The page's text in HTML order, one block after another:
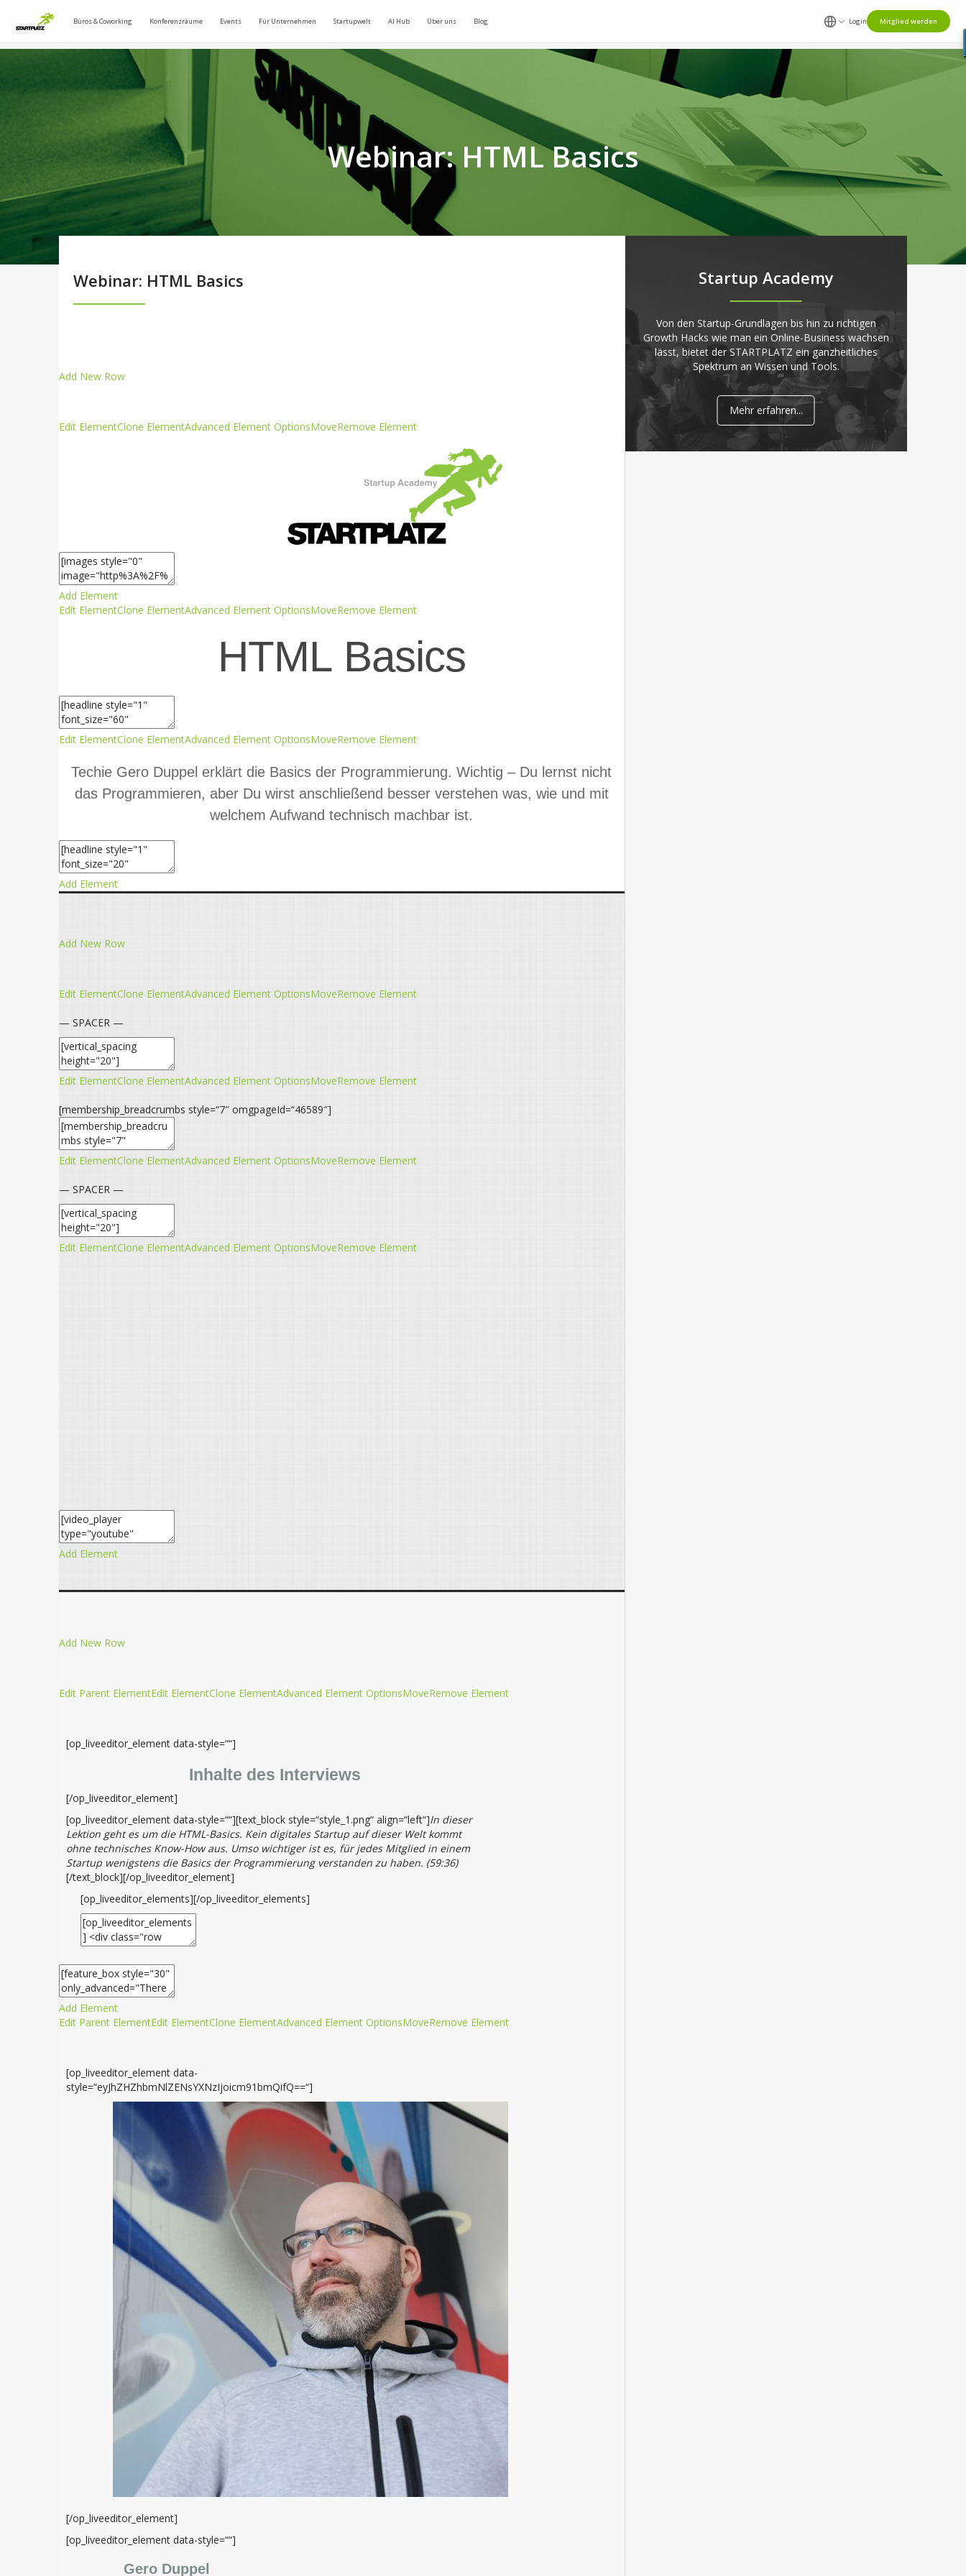
Büros & Coworking Konferenzräume Events Für Unternehmen Startupwelt AI Hub Über uns Blog Login Mitglied werden
Webinar: HTML Basics
Webinar: HTML Basics
Add New Row
Edit ElementClone ElementAdvanced Element OptionsMoveRemove Element
Add Element
Edit ElementClone ElementAdvanced Element OptionsMoveRemove Element
HTML Basics
Edit ElementClone ElementAdvanced Element OptionsMoveRemove Element
Techie Gero Duppel erklärt die Basics der Programmierung. Wichtig – Du lernst nicht
das Programmieren, aber Du wirst anschließend besser verstehen was, wie und mit
welchem Aufwand technisch machbar ist.
Add Element
Add New Row
Edit ElementClone ElementAdvanced Element OptionsMoveRemove Element
— SPACER —
Edit ElementClone ElementAdvanced Element OptionsMoveRemove Element
[membership_breadcrumbs style=“7″ omgpageId=“46589″]
Edit ElementClone ElementAdvanced Element OptionsMoveRemove Element
— SPACER —
Edit ElementClone ElementAdvanced Element OptionsMoveRemove Element
Add Element
Add New Row
Edit Parent ElementEdit ElementClone ElementAdvanced Element OptionsMoveRemove Element
[op_liveeditor_element data-style=““]
Inhalte des Interviews
[/op_liveeditor_element]
[op_liveeditor_element data-style=““][text_block style=“style_1.png“ align=“left“]In dieser
Lektion geht es um die HTML-Basics. Kein digitales Startup auf dieser Welt kommt
ohne technisches Know-How aus. Umso wichtiger ist es, für jedes Mitglied in einem
Startup wenigstens die Basics der Programmierung verstanden zu haben. (59:36)
[/text_block][/op_liveeditor_element]
[op_liveeditor_elements][/op_liveeditor_elements]
Add Element
Edit Parent ElementEdit ElementClone ElementAdvanced Element OptionsMoveRemove Element
[op_liveeditor_element data-
style=“eyJhZHZhbmNlZENsYXNzIjoicm91bmQifQ==“]
[/op_liveeditor_element]
[op_liveeditor_element data-style=““]
Gero Duppel
Startup Academy
Von den Startup-Grundlagen bis hin zu richtigen
Growth Hacks wie man ein Online-Business wachsen
lässt, bietet der STARTPLATZ ein ganzheitliches
Spektrum an Wissen und Tools.
Mehr erfahren...